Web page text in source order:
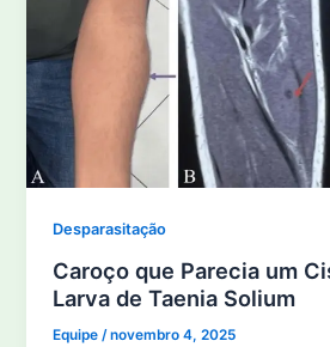
Desparasitação
Caroço que Parecia um
Larva de Taenia Solium
Equipe /novembro 4, 2025